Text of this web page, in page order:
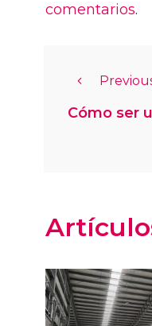
comentarios.
Cómo ser